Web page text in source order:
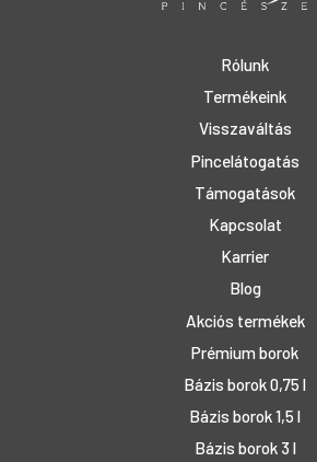
Rólunk
Termékeink
Visszaváltás
Pincelátogatás
Támogatások
Kapcsolat
Karrier
Blog
Akciós termékek
Prémium borok
Bázis borok 0,75 l
Bázis borok 1,5 l
Bázis borok 3 l